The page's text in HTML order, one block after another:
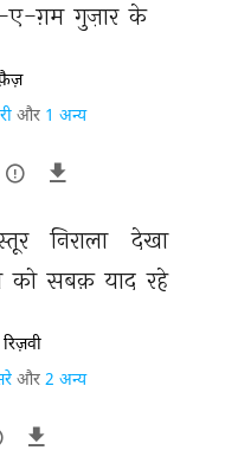
ए-ग़म गुज़ार के
और 1 अन्य
निराला
देखा
को सबक़ याद रहे
और 2 अन्य